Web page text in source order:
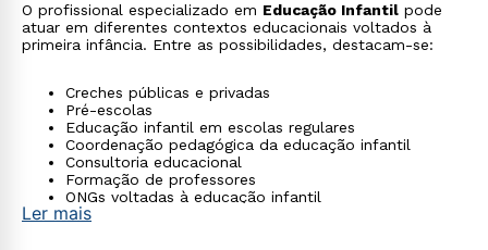
O profissional especializado em Educação Infantil pode
atuar em diferentes contextos educacionais voltados à
primeira infância. Entre as possibilidades, destacam-se:
Creches públicas e privadas
Pré-escolas
Educação infantil em escolas regulares
Coordenação pedagógica da educação infantil
Consultoria educacional
Formação de professores
ONGs voltadas à educação infantil
Ler mais